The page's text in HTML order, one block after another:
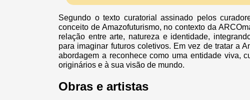
Segundo o texto curatorial assinado pelos
conceito de Amazofuturismo, no contexto da
relação entre arte, natureza e identidade,
para imaginar futuros coletivos. Em vez de tratar a
abordagem a reconhece como uma entidade viva,
originários e à sua visão de mundo.
Obras e artistas